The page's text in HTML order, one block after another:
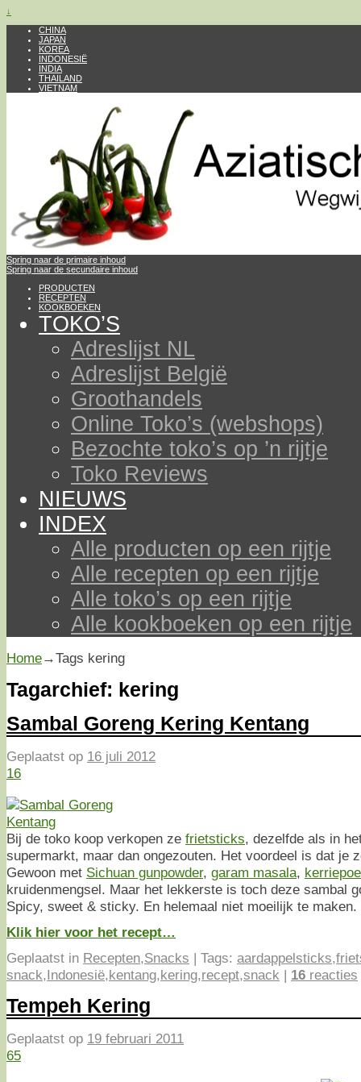
↓
CHINA
JAPAN
KOREA
INDONESIË
INDIA
THAILAND
VIETNAM
Spring naar de primaire inhoud
Spring naar de secundaire inhoud
PRODUCTEN
RECEPTEN
KOOKBOEKEN
TOKO’S
Adreslijst NL
Adreslijst België
Groothandels
Online Toko’s (webshops)
Bezochte toko’s op ’n rijtje
Toko Reviews
NIEUWS
INDEX
Alle producten op een rijtje
Alle recepten op een rijtje
Alle toko’s op een rijtje
Alle kookboeken op een rijtje
Home→Tags kering
Tagarchief: kering
Sambal Goreng Kering Kentang
Geplaatst op 16 juli 2012
16
Bij de toko koop verkopen ze frietsticks, dezelfde als in
supermarkt, maar dan ongezouten. Het voordeel is dat je
Gewoon met Sichuan gunpowder, garam masala,
kruidenmengsel. Maar het lekkerste is toch deze sambal
Spicy, sweet & sticky. En helemaal niet moeilijk te maken.
Klik hier voor het recept…
Geplaatst in Recepten,Snacks | Tags: aardappelsticks,
snack,Indonesië,kentang,kering,recept,snack | 16 reacties
Tempeh Kering
Geplaatst op 19 februari 2011
65